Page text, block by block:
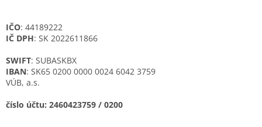
IČO: 44189222
IČ DPH: SK 2022611866
SWIFT: SUBASKBX
IBAN: SK65 0200 0000 0024 6042 3759
VÚB, a.s.
číslo účtu: 2460423759 / 0200